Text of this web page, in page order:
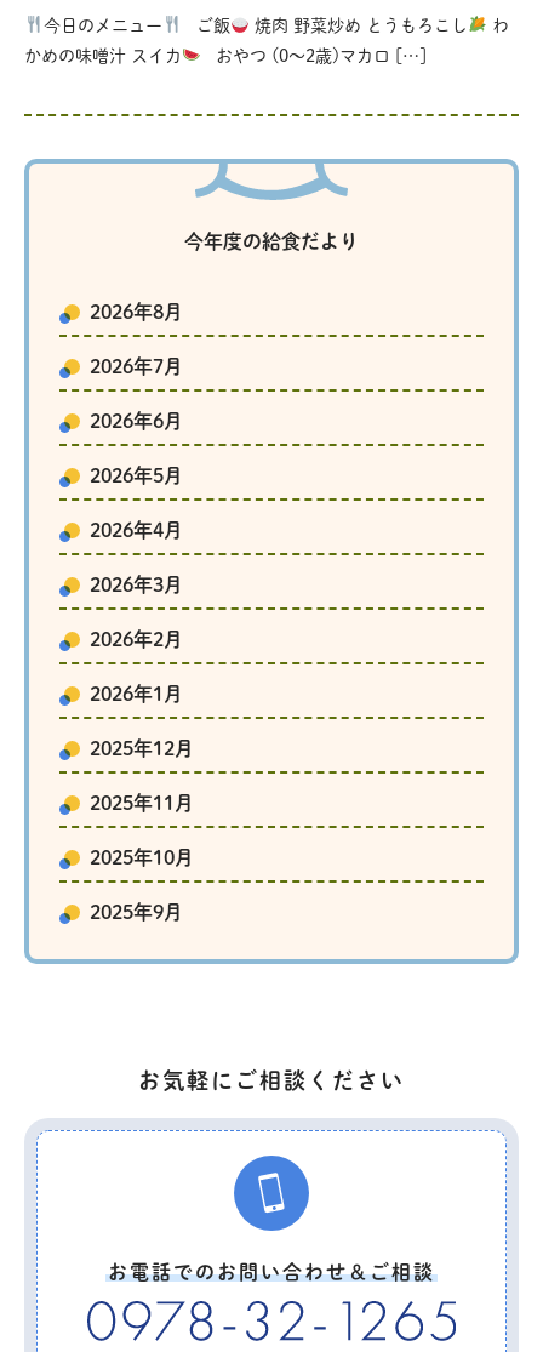
今日のメニュー ご飯 焼肉 野菜炒め とうもろこし
わ
かめの味噌汁 スイカ
おやつ (0〜2歳)マカロ […]
今年度の給食だより
2026年8月
2026年7月
2026年6月
2026年5月
2026年4月
2026年3月
2026年2月
2026年1月
2025年12月
2025年11月
2025年10月
2025年9月
お気軽にご相談ください
お電話でのお問い合わせ＆ご相談